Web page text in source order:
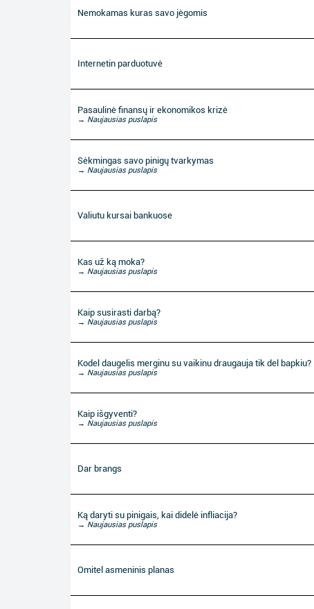
Nemokamas kuras savo jėgomis
Internetin parduotuvė
Pasaulinė finansų ir ekonomikos krizė
→ Naujausias puslapis
Sėkmingas savo pinigų tvarkymas
→ Naujausias puslapis
Valiutu kursai bankuose
Kas už ką moka?
→ Naujausias puslapis
Kaip susirasti darbą?
→ Naujausias puslapis
Kodel daugelis merginu su vaikinu draugauja tik del bapkiu?
→ Naujausias puslapis
Kaip išgyventi?
→ Naujausias puslapis
Dar brangs
Ką daryti su pinigais, kai didelė infliacija?
→ Naujausias puslapis
Omitel asmeninis planas